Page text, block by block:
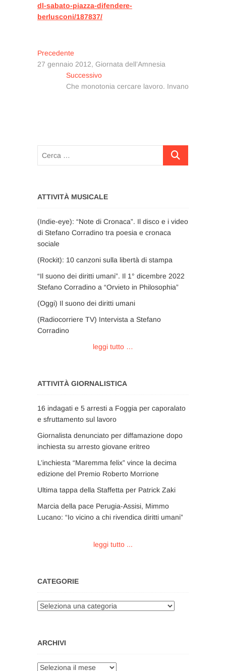
dl-sabato-piazza-difendere-
berlusconi/187837/
Navigazione
articoli
Precedente
precedente:
27 gennaio 2012, Giornata dell’Amnesia
SuccessivoArticolo
successivo:
Che monotonia cercare lavoro. Invano
Cerca
ATTIVITÀ MUSICALE
(Indie-eye): “Note di Cronaca”. Il disco e i video
di Stefano Corradino tra poesia e cronaca
sociale
(Rockit): 10 canzoni sulla libertà di stampa
“Il suono dei diritti umani”. Il 1° dicembre 2022
Stefano Corradino a “Orvieto in Philosophia”
(Oggi) Il suono dei diritti umani
(Radiocorriere TV) Intervista a Stefano
Corradino
leggi tutto …
ATTIVITÀ GIORNALISTICA
16 indagati e 5 arresti a Foggia per caporalato
e sfruttamento sul lavoro
Giornalista denunciato per diffamazione dopo
inchiesta su arresto giovane eritreo
L’inchiesta “Maremma felix” vince la decima
edizione del Premio Roberto Morrione
Ultima tappa della Staffetta per Patrick Zaki
Marcia della pace Perugia-Assisi, Mimmo
Lucano: “Io vicino a chi rivendica diritti umani”
leggi tutto ...
CATEGORIE
Categorie
ARCHIVI
Archivi